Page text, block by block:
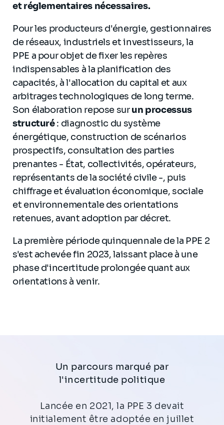
et réglementaires nécessaires.
Pour les producteurs d'énergie, gestionnaires
de réseaux, industriels et investisseurs, la
PPE a pour objet de fixer les repères
indispensables à la planification des
capacités, à l'allocation du capital et aux
arbitrages technologiques de long terme.
Son élaboration repose surun processus
structuré: diagnostic du système
énergétique, construction de scénarios
prospectifs, consultation des parties
prenantes - État, collectivités, opérateurs,
représentants de la société civile -, puis
chiffrage et évaluation économique, sociale
et environnementale des orientations
retenues, avant adoption par décret.
La première période quinquennale de la PPE 2
s'est achevée fin 2023, laissant place à une
phase d'incertitude prolongée quant aux
orientations à venir.
Un parcours marqué par
l'incertitude politique
Lancée en 2021, la PPE 3 devait
initialement être adoptée en juillet